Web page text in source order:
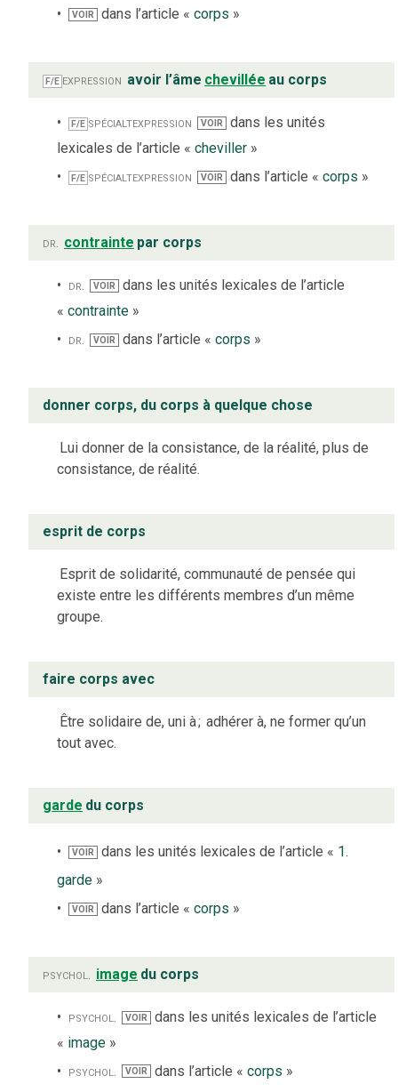
VOIR dans l’article «corps »
F/E expression avoir l’âme chevillée au corps
F/E spécialtexpression VOIR
dans les unités
lexicales de l’article « cheviller »
F/E spécialtexpression VOIR dans l’article «corps »
dr. contrainte par corps
dr. VOIR dans les unités lexicales de l’article
« contrainte »
dr.
VOIR dans l’article « corps »
donner corps, du corps à quelque chose
Lui donner de la consistance, de la réalité, plus de
consistance, de réalité.
esprit de corps
Esprit de solidarité, communauté de pensée qui
existe entre les différents membres d’un même
groupe.
faire corps avec
Être solidaire de, uni à; adhérer à, ne former qu’un
tout avec.
garde du corps
VOIR dans les unités lexicales de l’article « 1.
garde »
VOIR dans l’article «corps »
psychol. image du corps
psychol. VOIR dans les unités lexicales de l’article
« image »
psychol.
VOIR dans l’article « corps »